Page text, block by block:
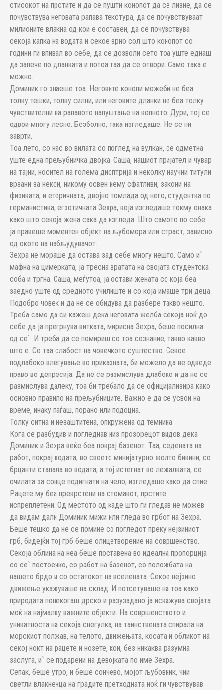
стисокот на прстите и да се пушти конопот да се лизне, да се
почувствува неговата рапава текстура, да се почувствуваат
милионите влакна од кои е составен, да се почувствува
секоја капка на водата и секое зрно сол што конопот со
години ги впивал во себе, да се дозволи сето тоа уште еднаш
да запече по дланката и потоа таа да се отвори. Само така е
можно.
Доминик го знаеше тоа. Неговите конопи можеби не беа
толку тешки, толку силни, или неговите дланки не беа толку
чувствителни на рапавото напуштање на копното. Дури, тој се
одвои многу лесно. Безболно, така изгледаше. Не се ни
заврти.
Тоа лето, со нас во вилата со поглед на вулкан, се одметна
уште една прељубничка двојка. Саша, нашиот пријател и чувар
на тајни, носител на голема диоптрија и неколку научни титули
врзани за некои, никому освен нему сфатливи, закони на
физиката, и етеричната, двојно помлада од него, студентка по
германистика, егзотичната Зехра, која изгледаше токму онака
како што секоја жена сака да изгледа. Што самото по себе
ја правеше моментен објект на љубомора или страст, зависно
од окото на набљудувачот.
Зехра не мораше да остава зад себе многу нешто. Само и`
мафна на цимерката, ја тресна вратата на својата студентска
соба и тргна. Саша, меѓутоа, ја остави жената со која беа
заедно уште од средното училиште и со која имаше три деца.
Подобро човек и да не се обидува да разбере такво нешто.
Треба само да си кажеш дека неговата желба секоја ноќ до
себе да ја прегрнува витката, мирисна Зехра, беше посилна
од се`. И треба да се помириш со тоа сознание, такво какво
што е. Со таа слабост на човечкото суштество. Секое
подлабоко влегување во приказната, би можело да ве одведе
право во депресија. Да не се размислува длабоко и да не се
размислува далеку, тоа би требало да се официјализира како
основно правило на прељубниците. Важно е да се усвои на
време, инаку паѓаш, порано или подоцна.
Толку ситна и незаштитена, опкружена од темнина
Кога се разбудив и погледнав низ прозорецот видов дека
Доминик и Зехра веќе беа покрај базенот. Таа, седената на
работ, покрај водата, во своето минијатурно жолто бикини, со
брцанти стапала во водата, а тој истегнат во лежалката, со
очилата за сонце подигнати на чело, изгледаше како да спие.
Рацете му беа прекрстени на стомакот, прстите
испреплетени. Од местото од каде што ги гледав не можев
да видам дали Доминик мижи или гледа во грбот на Зехра.
Беше тешко да не се помине со погледот преку нејзиниот
грб, бидејќи тој грб беше олицетворение на совршенство.
Секоја облина на неа беше поставена во идеална пропорција
со се` постоечко, со работ на базенот, со положбата на
нашето брдо и со остатокот на вселената. Секое нејзино
движење укажуваше на склад. И потсетуваше на тоа како
природата понекогаш дрско и разузадано ја искажува својата
моќ на најмалку важните објекти. На совршенството и
уникатноста на секоја снегулка, на таинствената спирала на
морскиот полжав, на телото, движењата, косата и обликот на
секој нокт на рацете и нозете, кои, без никаква разумна
заслуга, и` се подарени на девојката по име Зехра.
Сепак, беше утро, и беше сончево, мојот љубовник, чии
светли влакненца на градите претходната ноќ ги чувствував